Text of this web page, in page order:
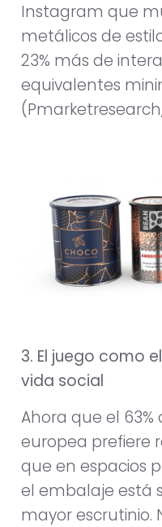
Instagram que
metálicos de
23% más de
equivalentes
3. El juego como
vida social
Ahora que el
europea prefiere
que en espacios
el embalaje está
mayor escrutinio.